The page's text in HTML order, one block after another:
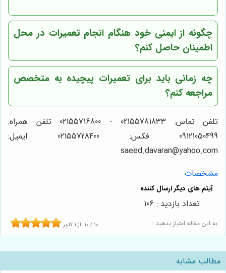
چگونه از ایمنی خود هنگام انجام تعمیرات در محل
اطمینان حاصل کنم؟
چه زمانی باید برای تعمیرات پیچیده به متخصص
مراجعه کنم؟
تلفن تماس: 02155781833 - 02155716800 تلفن همراه:
09121050499 فکس: 02155728400 ایمیل:
saeed.davaran@yahoo.com
مشخصات
به این مقاله امتیاز بدهید : 10 / 10 از 1 کاربر
تعداد بازدید : 106
مطالب مشابه